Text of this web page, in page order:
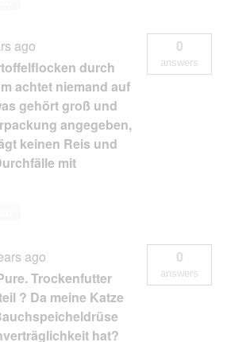
ago
durch
achtet niemand auf
gehört groß und
angegeben,
keinen Reis und
mit
0
answers
ago
Trockenfutter
? Da meine Katze
hat?
0
answers